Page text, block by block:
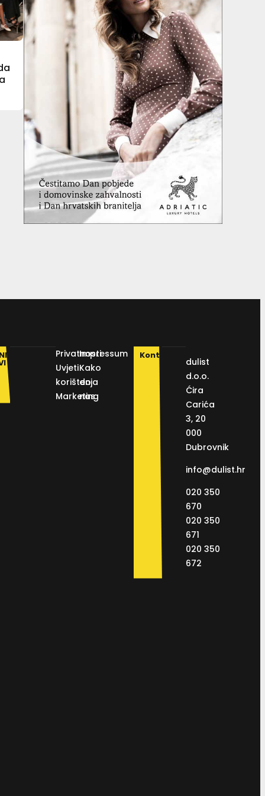
Privatnosti
Uvjeti
korištenja
Marketing
Impressum
Kako
do
nas
Kontakt
dulist
d.o.o.
Ćira
Carića
3, 20
000
Dubrovnik
info@dulist.hr
020 350
670
020 350
671
020 350
672